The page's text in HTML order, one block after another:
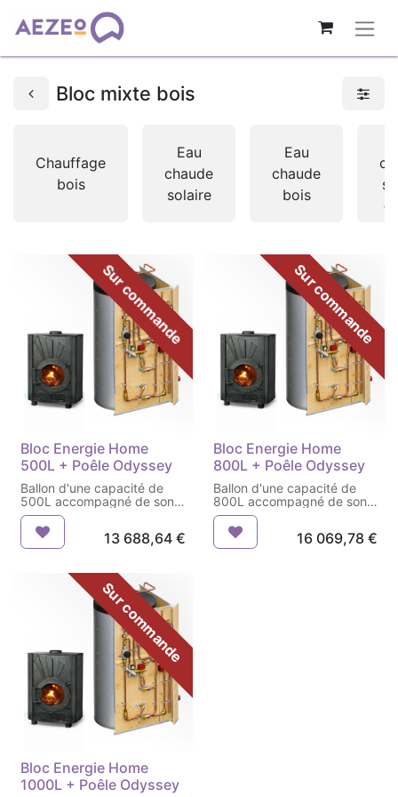
Bloc mixte bois
Chauffage
bois
Eau
chaude
solaire
Eau
chaude
bois
+
Sur commande
Bloc Energie Home
500L + Poêle Odyssey
Ballon d'une capacité de
500L accompagné de son
poêle bouilleur Odyssey
13 688,64€
Sur commande
Bloc Energie Home
800L + Poêle Odyssey
Ballon d'une capacité de
800L accompagné de son
poêle bouilleur Odyssey
16 069,78 €
Sur commande
Bloc Energie Home
1000L + Poêle Odyssey